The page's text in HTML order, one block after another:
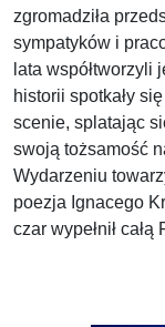
zgromadziła
sympatyków i
lata współtworzyli
historii spotkały
scenie, splatając
swoją tożsamość
Wydarzeniu
poezja Ignacego
czar wypełnił